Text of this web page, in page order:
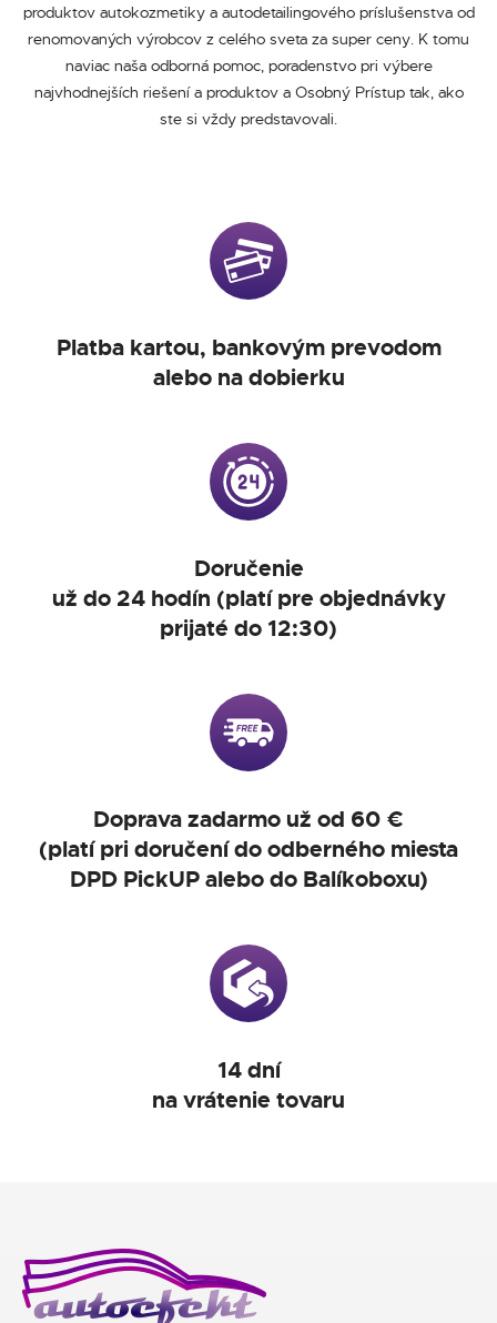
produktov autokozmetiky a autodetailingového príslušenstva od
renomovaných výrobcov z celého sveta za super ceny. K tomu
naviac naša odborná pomoc, poradenstvo pri výbere
najvhodnejších riešení a produktov a Osobný Prístup tak, ako
ste si vždy predstavovali.
Platba kartou, bankovým prevodom
alebo na dobierku
Doručenie
už do 24 hodín (platí pre objednávky
prijaté do 12:30)
Doprava zadarmo už od 60 €
(platí pri doručení do odberného miesta
DPD PickUP alebo do Balíkoboxu)
14 dní
na vrátenie tovaru